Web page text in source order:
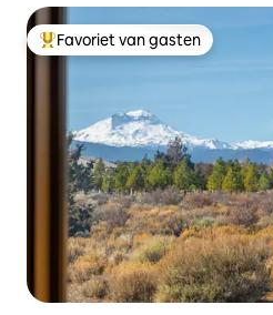
Topfavoriet van gasten
Favoriet van gasten